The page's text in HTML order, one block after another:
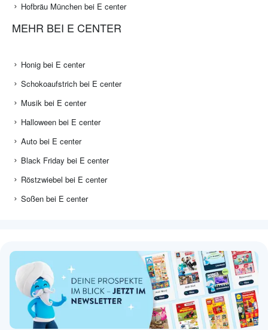
Hofbräu München bei E center
MEHR BEI E CENTER
Honig bei E center
Schokoaufstrich bei E center
Musik bei E center
Halloween bei E center
Auto bei E center
Black Friday bei E center
Röstzwiebel bei E center
Soßen bei E center